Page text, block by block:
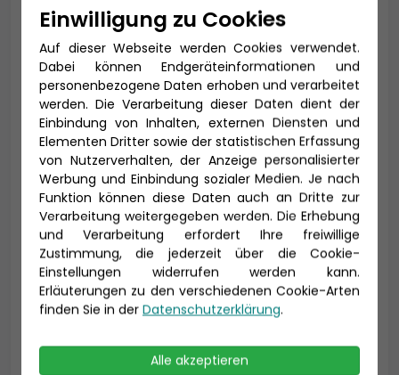
Anrede *
Titel
Vorname * Nachname *
E-Mail *
Telefon *
Einwilligung zu Cookies
Auf dieser Webseite werden Cookies verwendet.
Dabei können Endgeräteinformationen und
personenbezogene Daten erhoben und verarbeitet
werden. Die Verarbeitung dieser Daten dient der
Einbindung von Inhalten, externen Diensten und
Elementen Dritter sowie der statistischen Erfassung
von Nutzerverhalten, der Anzeige personalisierter
Werbung und Einbindung sozialer Medien. Je nach
Funktion können diese Daten auch an Dritte zur
Verarbeitung weitergegeben werden. Die Erhebung
und Verarbeitung erfordert Ihre freiwillige
Zustimmung, die jederzeit über die Cookie-
Einstellungen widerrufen werden kann.
Erläuterungen zu den verschiedenen Cookie-Arten
finden Sie in der Datenschutzerklärung.
Alle akzeptieren